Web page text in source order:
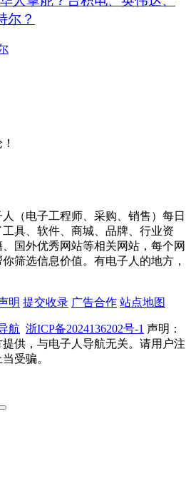
尔？
（电子工程师、采购、销售）每日
具、软件、商城、品牌、行业资
国外优秀网站等相关网站，每个网
筛选信息价值。有电子人的地方，
明 提交收录 广告合作 站点地图
航 浙ICP备2024136202号-1 声明：
供，与电子人导航无关。请用户注
受骗。